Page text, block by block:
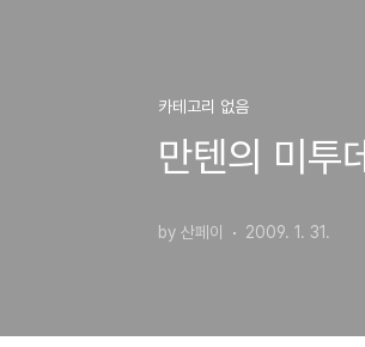
카테고리 없음
만텐의 미
by 산페이 2009. 1. 31.